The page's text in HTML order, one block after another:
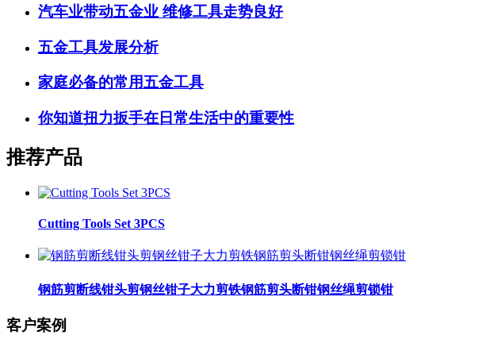
汽车业带动五金业 维修工具走势良好
五金工具发展分析
家庭必备的常用五金工具
你知道扭力扳手在日常生活中的重要性
推荐产品
Cutting Tools Set 3PCS
钢筋剪断线钳头剪钢丝钳子大力剪铁钢筋剪头断钳钢丝绳剪锁钳
客户案例